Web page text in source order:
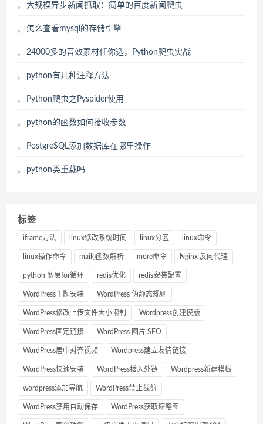
大规模异步新闻抓取：简单的百度新闻爬虫
怎么查看mysql的存储引擎
24000多的音效素材任你选，Python爬虫实战
python有几种注释方法
Python爬虫之Pyspider使用
python的函数如何接收参数
PostgreSQL添加数据库在哪里操作
python类重载吗
标签
iframe方法 linux修改系统时间 linux分区 linux命令
linux操作命令 mail()函数解析 more命令 Nginx 反向代理
python 多层for循环 redis优化 redis安装配置
WordPress主题安装 WordPress 伪静态规则
WordPress修改上传文件大小限制 Wordpress创建模版
WordPress固定链接 WordPress 图片 SEO
WordPress居中对齐视频 Wordpress建立友情链接
WordPress快速安装 WordPress插入外链 Wordpress新建模板
wordpress添加导航 WordPress禁止裁剪
WordPress禁用自动保存 WordPress获取缩略图